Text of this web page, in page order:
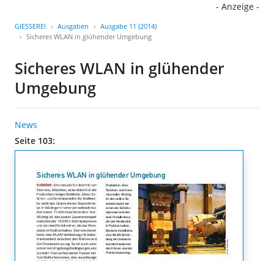
- Anzeige -
GIESSEREI Ausgaben
Ausgabe 11 (2014)
Sicheres WLAN in glühender Umgebung
Sicheres WLAN in glühender
Umgebung
News
Seite 103: